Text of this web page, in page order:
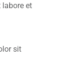
et
sit